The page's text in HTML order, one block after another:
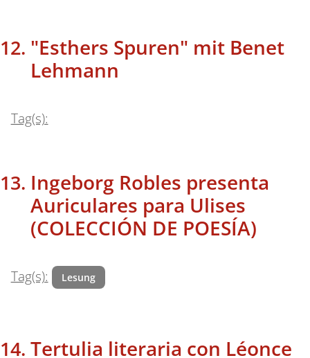
"Esthers Spuren" mit Benet
Lehmann
Tag(s):
Ingeborg Robles presenta
Auriculares para Ulises
(COLECCIÓN DE POESÍA)
Tag(s): Lesung
Tertulia literaria con Léonce